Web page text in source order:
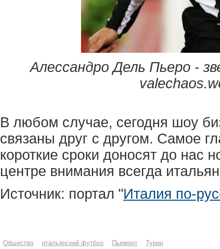
Алессандро Дель Пьеро -
В любом случае, сегодня шоу
связаны друг с другом. Самое
короткие сроки доносят до нас
центре внимания всегда
Источник: портал "Италия по-
Общество итальянский футбол Пьемонт Турин